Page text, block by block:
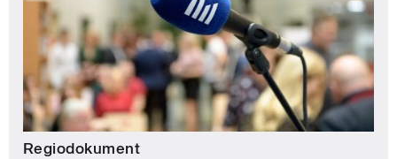
Regiodokument